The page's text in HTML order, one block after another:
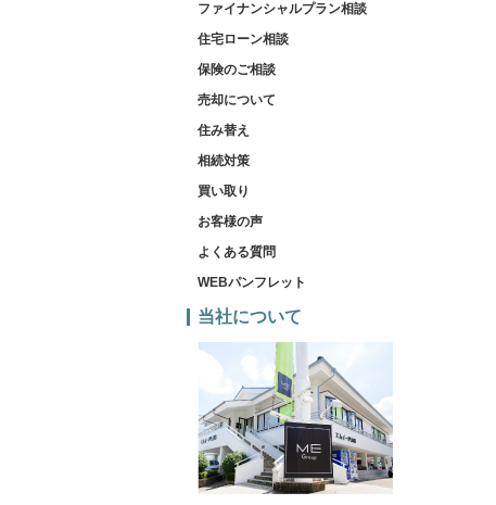
ファイナンシャルプラン相談
住宅ローン相談
保険のご相談
売却について
住み替え
相続対策
買い取り
お客様の声
よくある質問
WEBパンフレット
当社について